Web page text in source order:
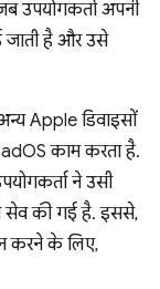
उपयोगकर्ता अपनी
जाती है और उसे
Apple डिवाइसों
काम करता है.
ने उसी
सेव की गई है. इससे,
करने के लिए,